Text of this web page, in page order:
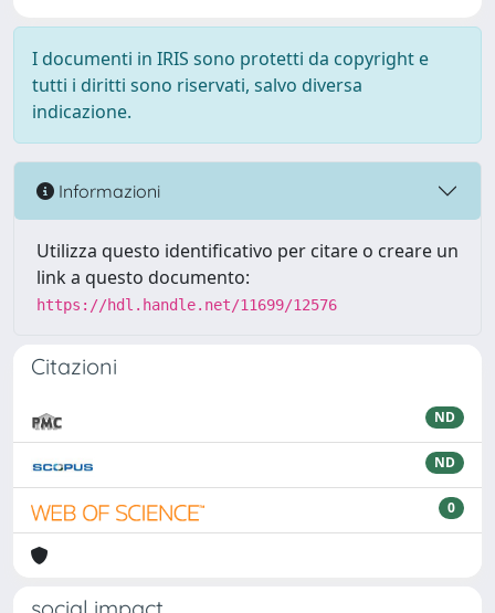
I documenti in IRIS sono protetti da copyright e
tutti i diritti sono riservati, salvo diversa
indicazione.
Informazioni
Utilizza questo identificativo per citare o creare un
link a questo documento:
https://hdl.handle.net/11699/12576
Citazioni
ND
ND
0